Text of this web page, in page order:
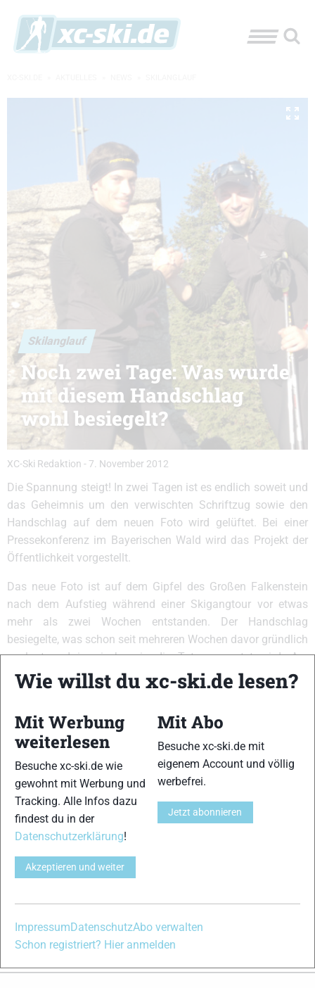
Skilanglauf
Noch zwei Tage: Was wurde
mit diesem Handschlag
wohl besiegelt?
XC-Ski Redaktion - 7. November 2012
Die Spannung steigt! In zwei Tagen ist es endlich soweit und
das Geheimnis um den verwischten Schriftzug sowie den
Handschlag auf dem neuen Foto wird gelüftet. Bei einer
Pressekonferenz im Bayerischen Wald wird das Projekt der
Öffentlichkeit vorgestellt.
Das neue Foto ist auf dem Gipfel des Großen Falkenstein
nach dem Aufstieg während einer Skigangtour vor etwas
mehr als zwei Wochen entstanden. Der Handschlag
besiegelte, was schon seit mehreren Wochen davor gründlich
geplant und inzwischen in die Tat umgesetzt wird. Am
Freitag wird das Geheimnis nun endlich gelüftet. Ihr dürft
weiter gespannt sein!
VERWANDTE ARTIKEL
Blinkfestivalen:
Slind und
souveräne Solo-
Siege im
Blinkfestivalen:
Drei Favoritensiege
die Langlauf-Elite
Zurück
Schreibe einen Kommentar
Wie willst du xc-ski.de lesen?
Mit Werbung
weiterlesen
Besuche xc-ski.de wie
gewohnt mit Werbung und
Tracking. Alle Infos dazu
findest du in der
Datenschutzerklärung!
Akzeptieren und weiter
Mit Abo
Besuche xc-ski.de mit
eigenem Account und völlig
werbefrei.
Jetzt abonnieren
ImpressumDatenschutzAbo verwalten
Schon registriert? Hier anmelden